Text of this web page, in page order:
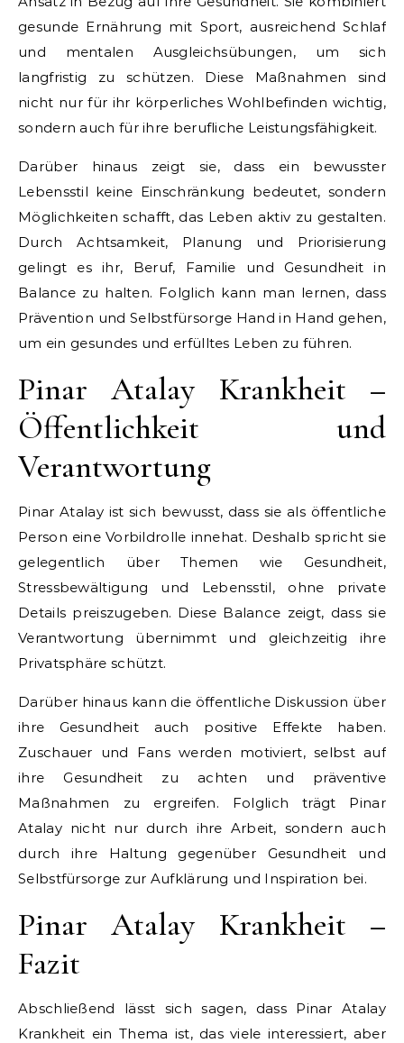
gesunde Ernährung mit Sport, ausreichend Schlaf
und mentalen Ausgleichsübungen, um sich
langfristig zu schützen. Diese Maßnahmen sind
nicht nur für ihr körperliches Wohlbefinden wichtig,
sondern auch für ihre berufliche Leistungsfähigkeit.
Darüber hinaus zeigt sie, dass ein bewusster
Lebensstil keine Einschränkung bedeutet, sondern
Möglichkeiten schafft, das Leben aktiv zu gestalten.
Durch Achtsamkeit, Planung und Priorisierung
gelingt es ihr, Beruf, Familie und Gesundheit in
Balance zu halten. Folglich kann man lernen, dass
Prävention und Selbstfürsorge Hand in Hand gehen,
um ein gesundes und erfülltes Leben zu führen.
Pinar Atalay Krankheit –
Öffentlichkeit und
Verantwortung
Pinar Atalay ist sich bewusst, dass sie als öffentliche
Person eine Vorbildrolle innehat. Deshalb spricht sie
gelegentlich über Themen wie Gesundheit,
Stressbewältigung und Lebensstil, ohne private
Details preiszugeben. Diese Balance zeigt, dass sie
Verantwortung übernimmt und gleichzeitig ihre
Privatsphäre schützt.
Darüber hinaus kann die öffentliche Diskussion über
ihre Gesundheit auch positive Effekte haben.
Zuschauer und Fans werden motiviert, selbst auf
ihre Gesundheit zu achten und präventive
Maßnahmen zu ergreifen. Folglich trägt Pinar
Atalay nicht nur durch ihre Arbeit, sondern auch
durch ihre Haltung gegenüber Gesundheit und
Selbstfürsorge zur Aufklärung und Inspiration bei.
Pinar Atalay Krankheit –
Fazit
Abschließend lässt sich sagen, dass Pinar Atalay
Krankheit ein Thema ist, das viele interessiert, aber